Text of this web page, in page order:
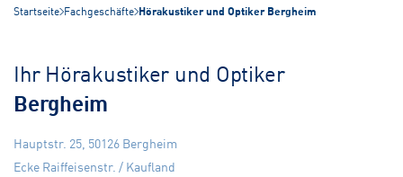
Startseite Fachgeschäfte Hörakustiker und Optiker Bergheim
Ihr Hörakustiker und Optiker
Bergheim
Hauptstr. 25, 50126 Bergheim
Ecke Raiffeisenstr. / Kaufland